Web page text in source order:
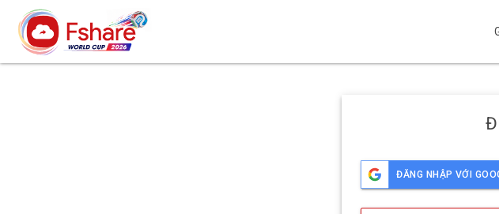
ĐĂNG NHẬP VỚI